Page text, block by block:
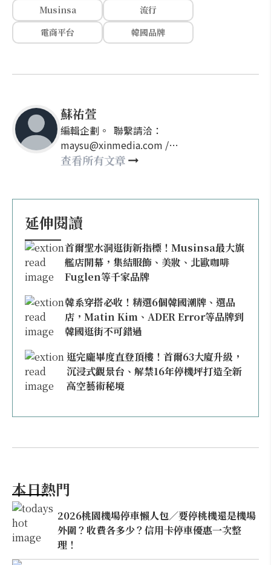
Musinsa
流行
電商平台
韓國品牌
蘇祐萱
編輯企劃。 聯繫請洽：
maysu@xinmedia.com /
may860527@gmail.com
查看所有文章
延伸閱讀
首爾聖水洞逛街新指標！Musinsa最大旗
艦店開幕，集結服飾、美妝、北歐咖啡
Fuglen等千家品牌
韓系穿搭必收！精選6個韓國潮牌、選品
店，Matin Kim、ADER Error等品牌到
韓國逛街不可錯過
逛完龐畢度直登頂樓！首爾63大廈升級，
沉浸式觀景台、解禁16年停機坪打造全新
高空藝術秘境
本日熱門
2026桃園機場停車懶人包／要停桃機還是機場
外圍？收費各多少？信用卡停車優惠一次整
理！